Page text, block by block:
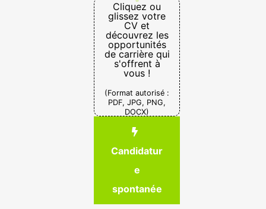
Cliquez ou
glissez votre
CV et
découvrez les
opportunités
de carrière qui
s'offrent à
vous !
(Format autorisé :
PDF, JPG, PNG,
DOCX)
Candidatur
e
spontanée